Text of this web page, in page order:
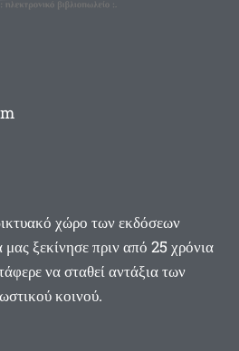
χώρο των εκδόσεων
ξεκίνησε πριν από 25 χρόνια
να σταθεί αντάξια των
κοινού.